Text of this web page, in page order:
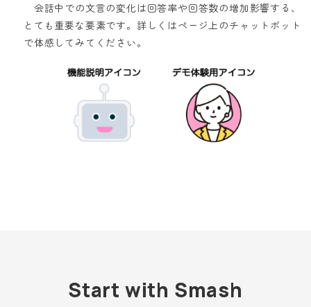
会話中での文言の変化は回答率や回答数の増加影響する、
とても重要な要素です。詳しくはページ上のチャットボット
で体感してみてください。
Start with Smash